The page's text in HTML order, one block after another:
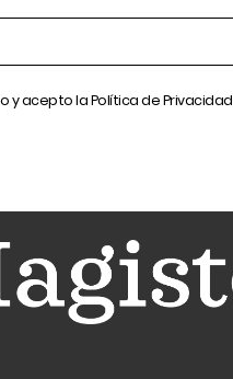
y acepto laPolítica de Privacidad